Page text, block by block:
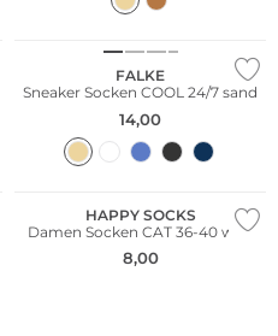
FALKE
Sneaker Socken COOL 24/7 sand
14,00
HAPPY SOCKS
Damen Socken CAT 36-40 wite
8,00